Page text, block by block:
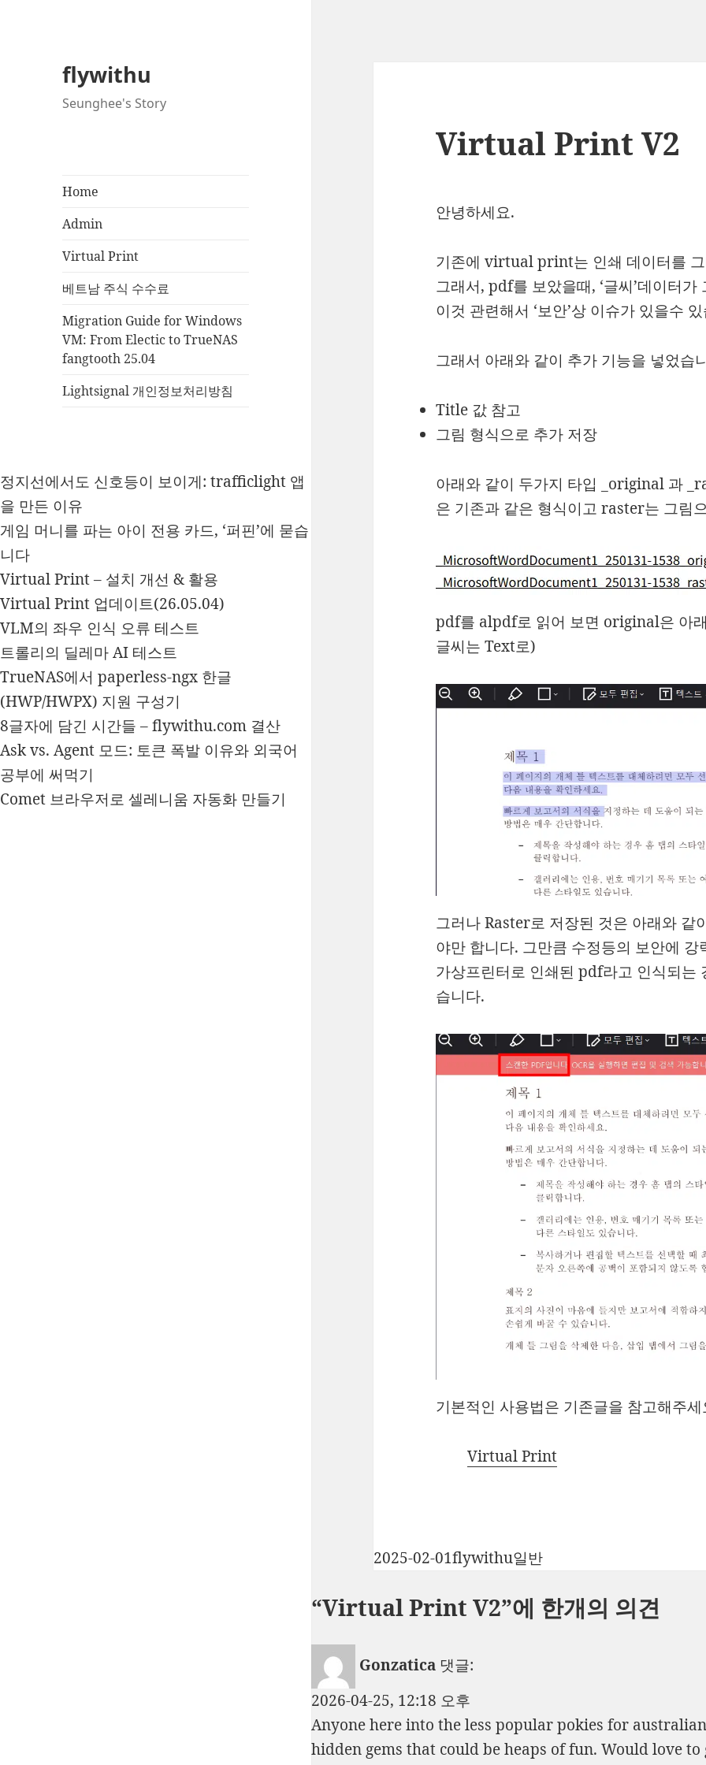
flywithu
Seunghee's Story
Home
Admin
Virtual Print
베트남 주식 수수료
Migration Guide for Windows
VM: From Electic to TrueNAS
fangtooth 25.04
Lightsignal 개인정보처리방침
정지선에서도 신호등이 보이게: trafficlight 앱
을 만든 이유
게임 머니를 파는 아이 전용 카드, ‘퍼핀’에 묻습
니다
Virtual Print – 설치 개선 & 활용
Virtual Print 업데이트(26.05.04)
VLM의 좌우 인식 오류 테스트
트롤리의 딜레마 AI 테스트
TrueNAS에서 paperless-ngx 한글
(HWP/HWPX) 지원 구성기
8글자에 담긴 시간들 – flywithu.com 결산
Ask vs. Agent 모드: 토큰 폭발 이유와 외국어
공부에 써먹기
Comet 브라우저로 셀레니움 자동화 만들기
Virtual Print V2
안녕하세요.
기존에 virtual print는 인쇄 데이터를
그래서, pdf를 보았을때, ‘글씨’데이터가
이것 관련해서 ‘보안’상 이슈가 있을수
그래서 아래와 같이 추가 기능을 넣었습
Title 값 참고
그림 형식으로 추가 저장
아래와 같이 두가지 타입 _original 과
은 기존과 같은 형식이고 raster는 그림
pdf를 alpdf로 읽어 보면 original은 아
글씨는 Text로)
그러나 Raster로 저장된 것은 아래와 같
야만 합니다. 그만큼 수정등의 보안에
가상프린터로 인쇄된 pdf라고 인식되는
습니다.
기본적인 사용법은 기존글을 참고해주
Virtual Print
작
일
2025-02-01글
이
flywithu카
고
일반
“Virtual Print V2”에 한개의 의견
Gonzatica 댓글:
2026-04-25, 12:18 오후
Anyone here into the less popularpokies for
hidden gems that could be heaps of fun. Would love